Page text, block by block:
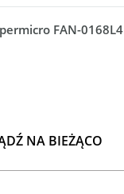
FAN-0168L4
NA BIEŻĄCO